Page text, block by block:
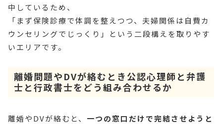
中しているため、
「まず保険診療で体調を整えつつ、夫婦関係は自費カ
ウンセリングでじっくり」という二段構えを取りやす
いエリアです。
離婚問題やDVが絡むとき公認心理師と弁護
士と行政書士をどう組み合わせるか
離婚やDVが絡むと、 一つの窓口だけで完結させようと